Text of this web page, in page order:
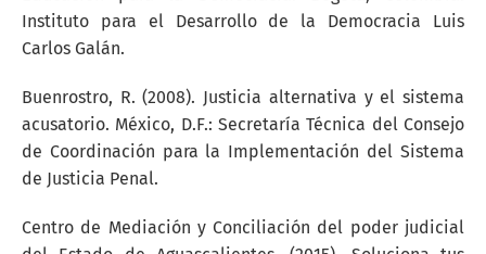
Instituto para el Desarrollo de la Democracia Luis
Carlos Galán.
Buenrostro, R. (2008). Justicia alternativa y el sistema
acusatorio. México, D.F.: Secretaría Técnica del Consejo
de Coordinación para la Implementación del Sistema
de Justicia Penal.
Centro de Mediación y Conciliación del poder judicial